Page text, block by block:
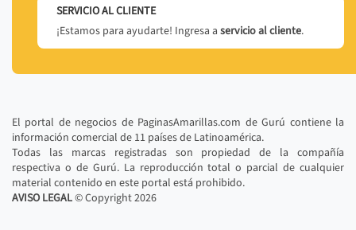
SERVICIO AL CLIENTE
¡Estamos para ayudarte! Ingresa a servicio al cliente.
El portal de negocios de PaginasAmarillas.com de Gurú contiene la
información comercial de 11 países de Latinoamérica.
Todas las marcas registradas son propiedad de la compañía
respectiva o de Gurú. La reproducción total o parcial de cualquier
material contenido en este portal está prohibido.
AVISO LEGAL© Copyright2026